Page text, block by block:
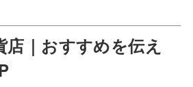
店｜おすすめを伝え